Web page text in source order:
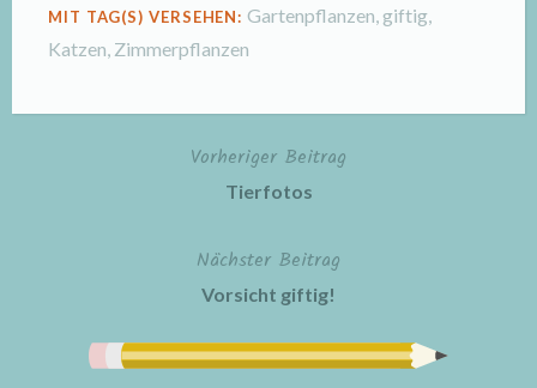
MIT TAG(S) VERSEHEN:Gartenpflanzen, giftig,
Katzen, Zimmerpflanzen
BeitragsnavigationVorheriger Beitrag
Tierfotos
Nächster Beitrag
Vorsicht giftig!